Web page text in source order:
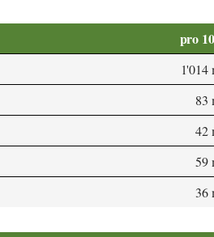
pro
1'014
83
42
59
36